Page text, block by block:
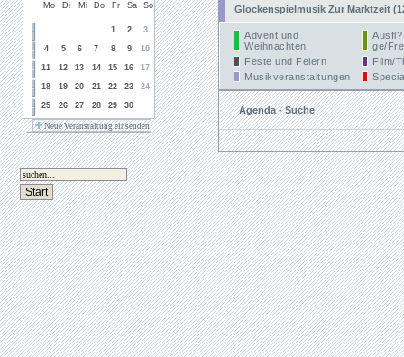
Mo Di Mi Do Fr Sa So
1 2 3
4 5 6 7 8 9 10
11 12 13 14 15 16 17
18 19 20 21 22 23 24
25 26 27 28 29 30
Neue Veranstaltung einsenden
Glockenspielmusik Zur Marktzeit
Advent und
Weihnachten
Ausfl?
ge/
Feste und Feiern
Film/
Musikveranstaltungen
Agenda - Suche